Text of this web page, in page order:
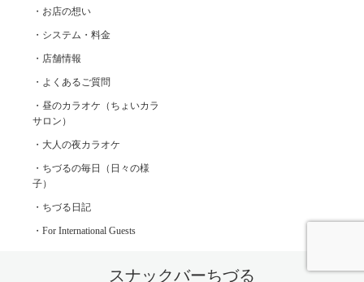
・お店の想い
・システム・料金
・店舗情報
・よくあるご質問
・昼のカラオケ（ちょいカラ
サロン）
・大人の夜カラオケ
・ちづるの毎日（日々の様
子）
・ちづる日記
・For International Guests
スナックバーちづる